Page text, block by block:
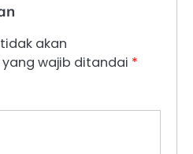
akan
yang wajib ditandai *